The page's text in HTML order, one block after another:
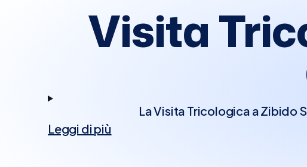
Visita
La Visita Tricologica a Zibido
Leggi di più